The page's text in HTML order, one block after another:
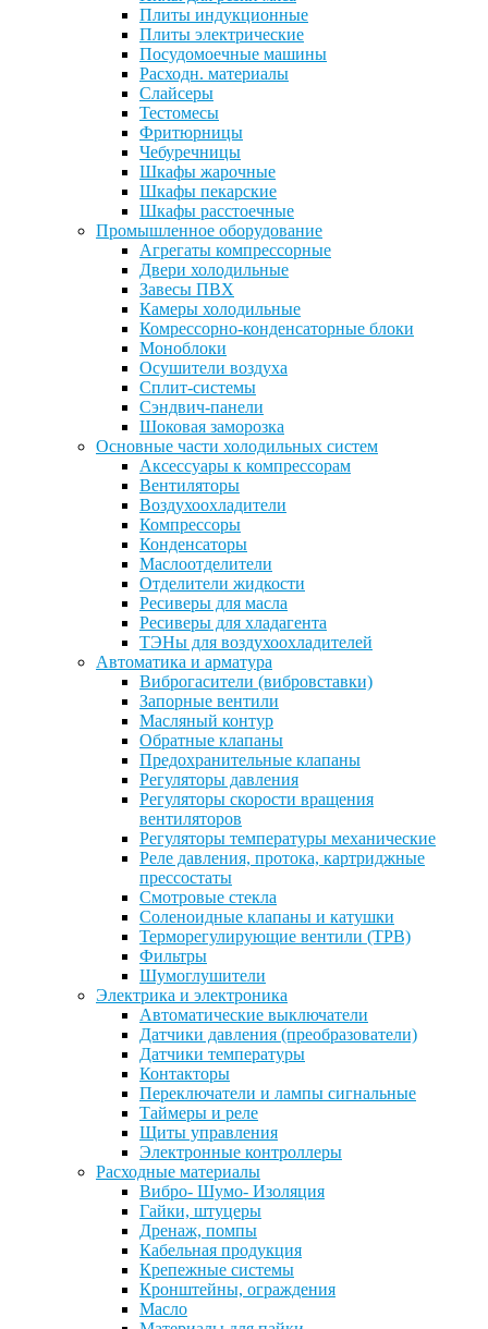
Плиты индукционные
Плиты электрические
Посудомоечные машины
Расходн. материалы
Слайсеры
Тестомесы
Фритюрницы
Чебуречницы
Шкафы жарочные
Шкафы пекарские
Шкафы расстоечные
Промышленное оборудование
Агрегаты компрессорные
Двери холодильные
Завесы ПВХ
Камеры холодильные
Комрессорно-конденсаторные блоки
Моноблоки
Осушители воздуха
Сплит-системы
Сэндвич-панели
Шоковая заморозка
Основные части холодильных систем
Аксессуары к компрессорам
Вентиляторы
Воздухоохладители
Компрессоры
Конденсаторы
Маслоотделители
Отделители жидкости
Ресиверы для масла
Ресиверы для хладагента
ТЭНы для воздухоохладителей
Автоматика и арматура
Виброгасители (вибровставки)
Запорные вентили
Масляный контур
Обратные клапаны
Предохранительные клапаны
Регуляторы давления
Регуляторы скорости вращения
вентиляторов
Регуляторы температуры механические
Реле давления, протока, картриджные
прессостаты
Смотровые стекла
Соленоидные клапаны и катушки
Терморегулирующие вентили (ТРВ)
Фильтры
Шумоглушители
Электрика и электроника
Автоматические выключатели
Датчики давления (преобразователи)
Датчики температуры
Контакторы
Переключатели и лампы сигнальные
Таймеры и реле
Щиты управления
Электронные контроллеры
Расходные материалы
Вибро- Шумо- Изоляция
Гайки, штуцеры
Дренаж, помпы
Кабельная продукция
Крепежные системы
Кронштейны, ограждения
Масло